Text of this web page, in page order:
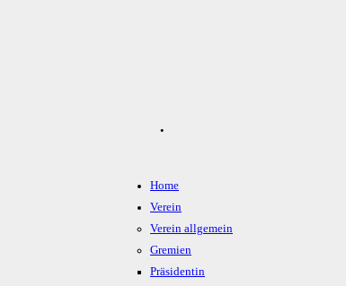
.
Home
Verein
Verein allgemein
Gremien
Präsidentin